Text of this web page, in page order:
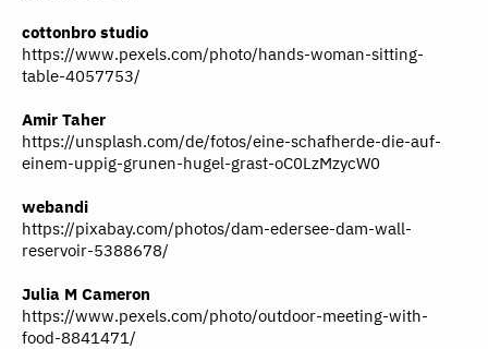
cottonbro studio
https://www.pexels.com/photo/hands-woman-sitting-
table-4057753/
Amir Taher
https://unsplash.com/de/fotos/eine-schafherde-die-auf-
einem-uppig-grunen-hugel-grast-oC0LzMzycW0
webandi
https://pixabay.com/photos/dam-edersee-dam-wall-
reservoir-5388678/
Julia M Cameron
https://www.pexels.com/photo/outdoor-meeting-with-
food-8841471/